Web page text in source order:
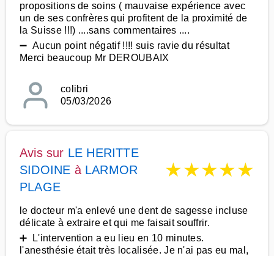
propositions de soins ( mauvaise expérience avec
un de ses confrères qui profitent de la proximité de
la Suisse !!!) ....sans commentaires ....
➖ Aucun point négatif !!!! suis ravie du résultat
Merci beaucoup Mr DEROUBAIX
colibri
05/03/2026
Avis sur LE HERITTE
SIDOINE à LARMOR
PLAGE
★★★★★
le docteur m'a enlevé une dent de sagesse incluse
délicate à extraire et qui me faisait souffrir.
➕ L'intervention a eu lieu en 10 minutes.
l'anesthésie était très localisée. Je n'ai pas eu mal,